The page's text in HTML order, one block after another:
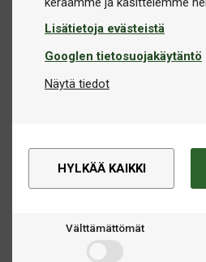
Lisätietoja evästeistä
Googlen tietosuojakäytäntö
Näytä tiedot
HYLKÄÄ KAIKKI
Välttämättömät